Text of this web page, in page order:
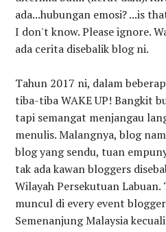
ada...hubungan emosi? ...is
I don't know. Please ignore.
ada cerita disebalik blog ni.
Tahun 2017 ni, dalam
tiba-tiba WAKE UP! Bangkit
tapi semangat menjangau
menulis. Malangnya, blog
blog yang sendu, tuan
tak ada kawan bloggers
Wilayah Persekutuan
muncul di every event
Semenanjung Malaysia